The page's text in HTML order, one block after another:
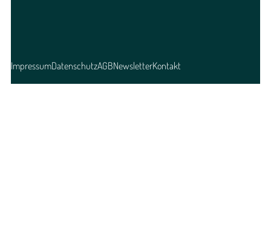
ImpressumDatenschutzAGBNewsletterKontakt